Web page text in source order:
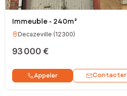
Immeuble - 240m²
Decazeville (12300)
93 000 €
Appeler Contacter